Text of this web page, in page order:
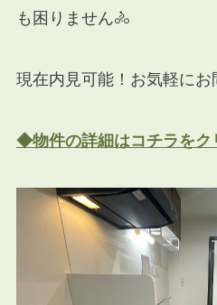
も困りません🚴
現在内見可能！お気軽にお
◆物件の詳細はコチラを